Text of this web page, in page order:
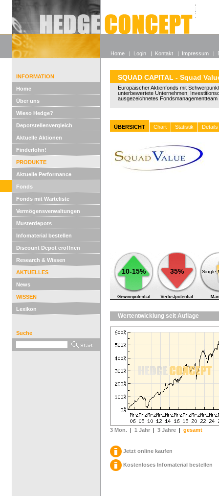
Alle
Wieso
INFORMATION
Home
Über uns
Wieso Hedge?
Depotstellenvergleich
Aktuelle Aktionen
Finderlohn!
PRODUKTE
Aktuelle Performance
Fonds
Fonds mit Warteliste
Vermögensverwaltungen
Musterdepots
Infomaterial bestellen
Discount Depot eröffnen
Research & Wissen
AKTUELLES
News
WISSEN
Lexikon
Suche
SQUAD CAPITAL - Squad
Europäischer Aktienfonds mit
unterbewertete Unternehmen;
ausgezeichnetes
ÜBERSICHT Chart Statistik Details
10-15% 35% Single-
Wertentwicklung seit Auflage
3 Mon. | 1 Jahr | 3 Jahre | gesamt
Jetzt online kaufen
Kostenloses Infomaterial bestellen
Home | Login | Kontakt | Impressum |